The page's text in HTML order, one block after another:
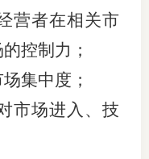
营者在相关市
控制力；
集中度；
市场进入、技